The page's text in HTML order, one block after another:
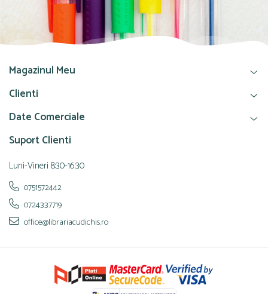
Magazinul Meu
Clienti
Date Comerciale
Suport Clienti
Luni-Vineri 8:30-16:30
0751572442
0724337719
office@librariacudichis.ro